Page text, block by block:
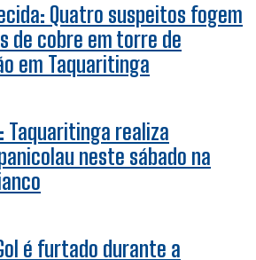
Quatro suspeitos fogem
de cobre em torre de
em Taquaritinga
Taquaritinga realiza
neste sábado na
é furtado durante a